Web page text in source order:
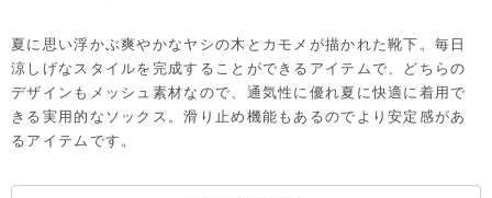
夏に思い浮かぶ爽やかなヤシの木とカモメが描かれた靴下。毎日
涼しげなスタイルを完成することができるアイテムで、どちらの
デザインもメッシュ素材なので、通気性に優れ夏に快適に着用で
きる実用的なソックス。滑り止め機能もあるのでより安定感があ
るアイテムです。